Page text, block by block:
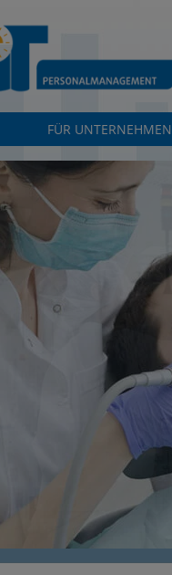
FÜR UNTERNEHMEN